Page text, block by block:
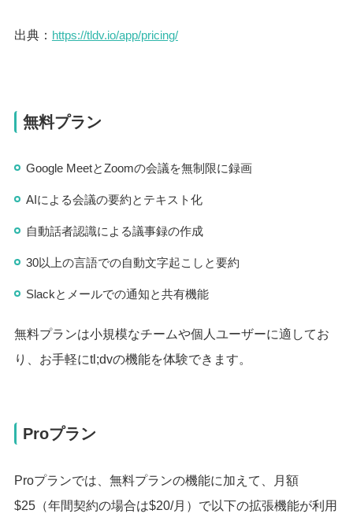
出典： https://tldv.io/app/pricing/
無料プラン
Google MeetとZoomの会議を無制限に録画
AIによる会議の要約とテキスト化
自動話者認識による議事録の作成
30以上の言語での自動文字起こしと要約
Slackとメールでの通知と共有機能
無料プランは小規模なチームや個人ユーザーに適してお
り、お手軽にtl;dvの機能を体験できます。
Proプラン
Proプランでは、無料プランの機能に加えて、月額
$25（年間契約の場合は$20/月）で以下の拡張機能が利用